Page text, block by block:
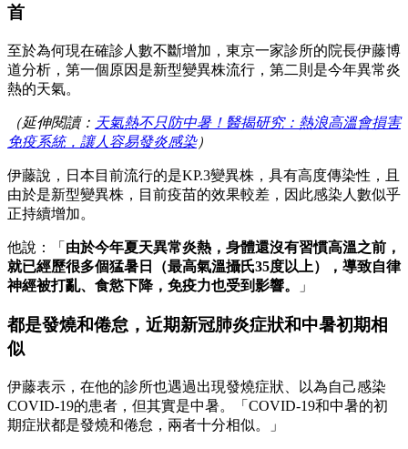
首
至於為何現在確診人數不斷增加，東京一家診所的院長伊藤博
道分析，第一個原因是新型變異株流行，第二則是今年異常炎
熱的天氣。
（延伸閱讀： 天氣熱不只防中暑！醫揭研究：熱浪高溫會損害
免疫系統，讓人容易發炎感染）
伊藤說，日本目前流行的是KP.3變異株，具有高度傳染性，且
由於是新型變異株，目前疫苗的效果較差，因此感染人數似乎
正持續增加。
他說：「 由於今年夏天異常炎熱，身體還沒有習慣高溫之前，
就已經歷很多個猛暑日（最高氣溫攝氏35度以上），導致自律
神經被打亂、食慾下降，免疫力也受到影響。
」
都是發燒和倦怠，近期新冠肺炎症狀和中暑初期相
似
伊藤表示，在他的診所也遇過出現發燒症狀、以為自己感染
COVID-19的患者，但其實是中暑。「COVID-19和中暑的初
期症狀都是發燒和倦怠，兩者十分相似。」